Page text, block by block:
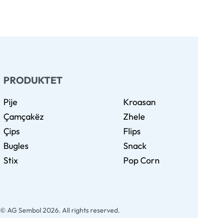
PRODUKTET
Pije
Kroasan
Çamçakëz
Zhele
Çips
Flips
Bugles
Snack
Stix
Pop Corn
© AG Sembol 2026. All rights reserved.